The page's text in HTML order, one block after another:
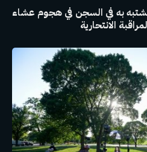
به في السجن في هجوم عشاء
الانتحارية